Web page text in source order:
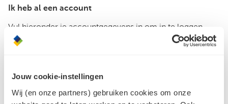
Jouw cookie-instellingen
Wij (en onze partners) gebruiken cookies om onze
Ik heb al een account
Vul hieronder je accountgegevens in om in te loggen.
Wachtwoord